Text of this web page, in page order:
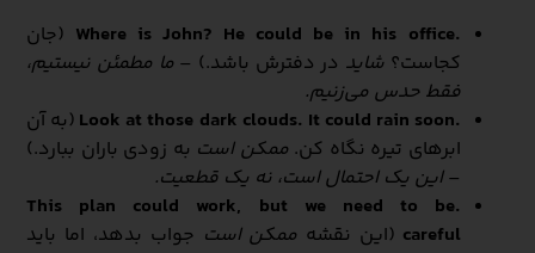
.Where is John?
He could be in his office
(جان
کجاست؟شاید در دفترش باشد.) – ما مطمئن نیستیم،
فقط حدس می‌زنیم.
.Look at those dark clouds. It could rain soon
(به آن
ابرهای تیره نگاه کن. ممکن است به زودی باران ببارد.)
–این یک احتمال است، نه یک قطعیت.
.This plan could work, but we need to be
careful (این نقشه ممکن است جواب بدهد، اما باید